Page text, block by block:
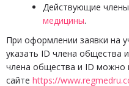
Действующие члены
медицины.
При оформлении заявки на
указать ID члена общества
члена общества и ID можно
сайте https://